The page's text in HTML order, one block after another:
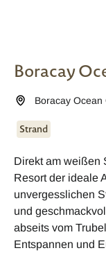
Boracay
Boracay Ocean
Strand
Direkt am weißen
Resort der ideale
unvergesslichen
und
abseits vom
Entspannen und